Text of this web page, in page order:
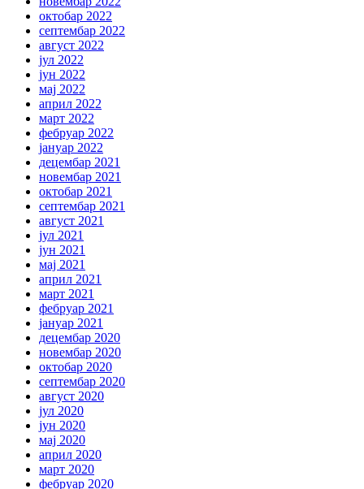
октобар 2022
септембар 2022
август 2022
јул 2022
јун 2022
мај 2022
април 2022
март 2022
фебруар 2022
јануар 2022
децембар 2021
новембар 2021
октобар 2021
септембар 2021
август 2021
јул 2021
јун 2021
мај 2021
април 2021
март 2021
фебруар 2021
јануар 2021
децембар 2020
новембар 2020
октобар 2020
септембар 2020
август 2020
јул 2020
јун 2020
мај 2020
април 2020
март 2020
фебруар 2020